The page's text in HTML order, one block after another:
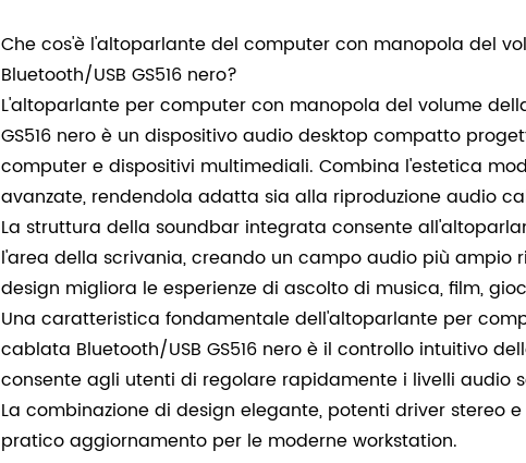
Che cos'è l'altoparlante del computer con manopola del
Bluetooth/USB GS516 nero?
L'altoparlante per computer con manopola del volume
GS516 nero è un dispositivo audio desktop compatto
computer e dispositivi multimediali. Combina l'estetica
avanzate, rendendola adatta sia alla riproduzione audio
La struttura della soundbar integrata consente
l'area della scrivania, creando un campo audio più
design migliora le esperienze di ascolto di musica, film,
Una caratteristica fondamentale dell'altoparlante per
cablata Bluetooth/USB GS516 nero è il controllo intuitivo
consente agli utenti di regolare rapidamente i livelli audio
La combinazione di design elegante, potenti driver stereo
pratico aggiornamento per le moderne workstation.